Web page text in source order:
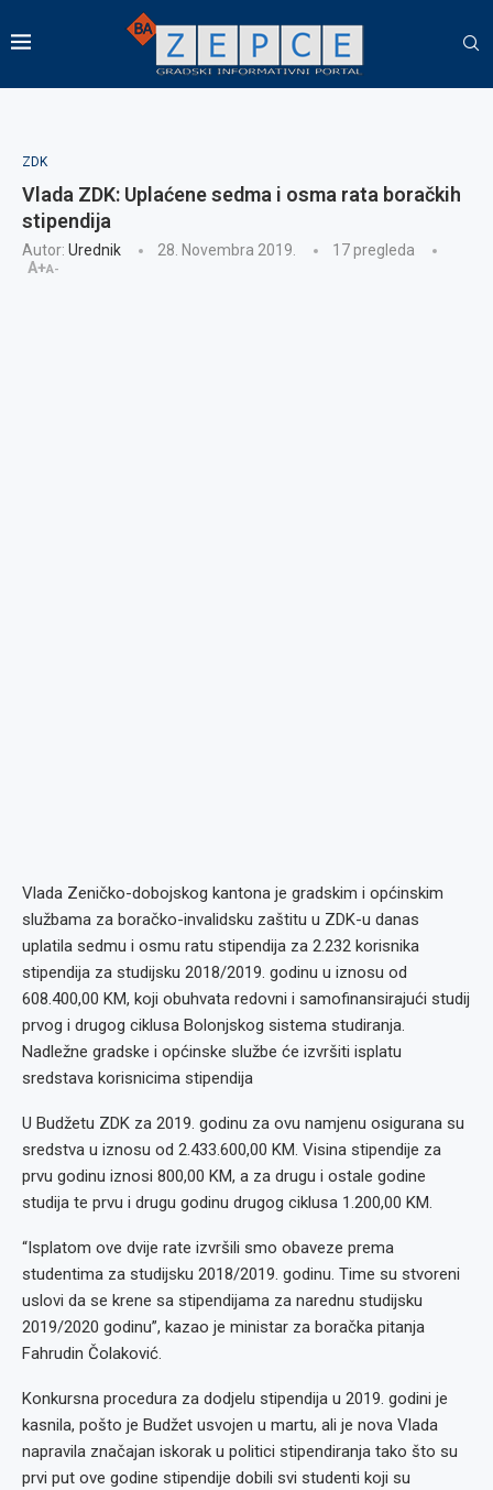
ZDK
Vlada ZDK: Uplaćene sedma i osma rata boračkih
stipendija
Autor: Urednik 28. Novembra 2019. 17pregleda
A+A-
Vlada Zeničko-dobojskog kantona je gradskim i općinskim
službama za boračko-invalidsku zaštitu u ZDK-u danas
uplatila sedmu i osmu ratu stipendija za 2.232 korisnika
stipendija za studijsku 2018/2019. godinu u iznosu od
608.400,00 KM, koji obuhvata redovni i samofinansirajući studij
prvog i drugog ciklusa Bolonjskog sistema studiranja.
Nadležne gradske i općinske službe će izvršiti isplatu
sredstava korisnicima stipendija
U Budžetu ZDK za 2019. godinu za ovu namjenu osigurana su
sredstva u iznosu od 2.433.600,00 KM. Visina stipendije za
prvu godinu iznosi 800,00 KM, a za drugu i ostale godine
studija te prvu i drugu godinu drugog ciklusa 1.200,00 KM.
“Isplatom ove dvije rate izvršili smo obaveze prema
studentima za studijsku 2018/2019. godinu. Time su stvoreni
uslovi da se krene sa stipendijama za narednu studijsku
2019/2020 godinu”, kazao je ministar za boračka pitanja
Fahrudin Čolaković.
Konkursna procedura za dodjelu stipendija u 2019. godini je
kasnila, pošto je Budžet usvojen u martu, ali je nova Vlada
napravila značajan iskorak u politici stipendiranja tako što su
prvi put ove godine stipendije dobili svi studenti koji su